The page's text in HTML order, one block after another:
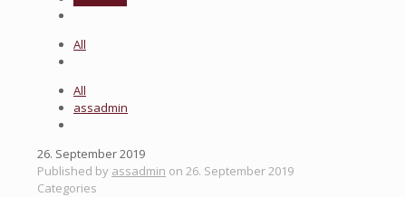
All
All
assadmin
26. September 2019
Published by assadmin on 26. September 2019
Categories